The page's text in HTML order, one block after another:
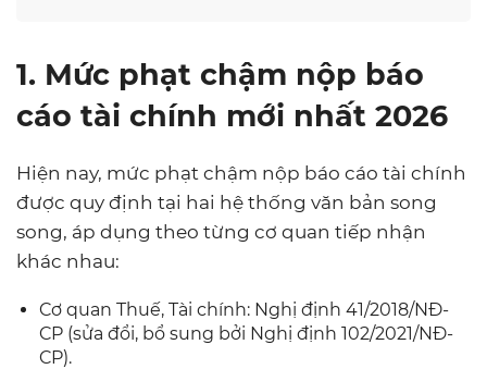
1. Mức phạt chậm nộp báo
cáo tài chính mới nhất 2026
Hiện nay, mức phạt chậm nộp báo cáo tài chính
được quy định tại hai hệ thống văn bản song
song, áp dụng theo từng cơ quan tiếp nhận
khác nhau:
Cơ quan Thuế, Tài chính: Nghị định 41/2018/NĐ-
CP (sửa đổi, bổ sung bởi Nghị định 102/2021/NĐ-
CP).